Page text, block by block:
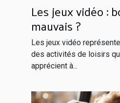
Les jeux vidéo :
mauvais ?
Les jeux vidéo
des activités de loisirs
apprécient à...